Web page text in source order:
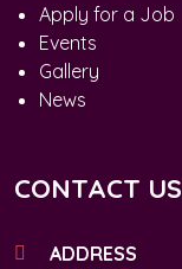
Apply for a Job
Events
Gallery
News
CONTACT US
ADDRESS